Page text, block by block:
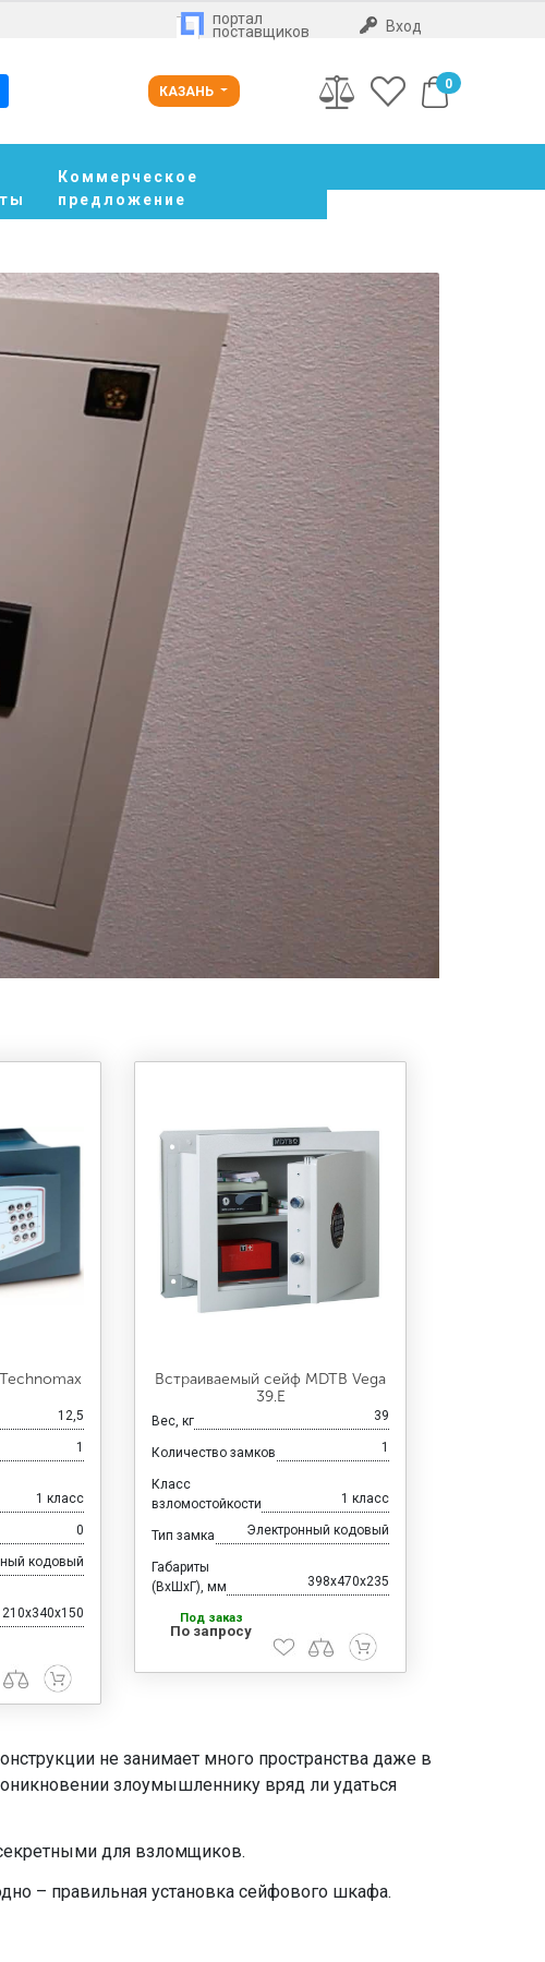
портал
поставщиков Вход
КАЗАНЬ 0
Коммерческое
предложение
12,5
1
1 класс
0
кодовый
210x340x150
Встраиваемый сейф MDTB Vega
39.E
Вес, кг 39
Количество замков 1
Класс
взломостойкости
1 класс
Тип замка Электронный кодовый
Габариты
(ВхШхГ), мм
398x470x235
Под заказ
По запросу
не занимает много пространства даже в
злоумышленнику вряд ли удаться
для взломщиков.
– правильная установка сейфового шкафа.